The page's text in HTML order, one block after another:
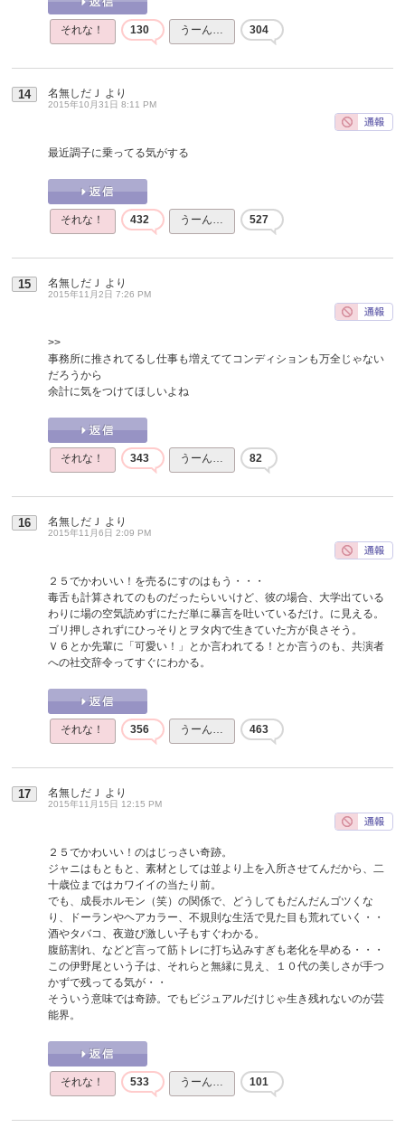
それな！ 130 うーん… 304
14 名無しだＪ より
2015年10月31日 8:11 PM
最近調子に乗ってる気がする
それな！ 432 うーん… 527
15 名無しだＪ より
2015年11月2日 7:26 PM
>>
事務所に推されてるし仕事も増えててコンディションも万全じゃない
だろうから
余計に気をつけてほしいよね
それな！ 343 うーん… 82
16 名無しだＪ より
2015年11月6日 2:09 PM
２５でかわいい！を売るにすのはもう・・・
毒舌も計算されてのものだったらいいけど、彼の場合、大学出ている
わりに場の空気読めずにただ単に暴言を吐いているだけ。に見える。
ゴリ押しされずにひっそりとヲタ内で生きていた方が良さそう。
Ｖ６とか先輩に「可愛い！」とか言われてる！とか言うのも、共演者
への社交辞令ってすぐにわかる。
それな！ 356 うーん… 463
17 名無しだＪ より
2015年11月15日 12:15 PM
２５でかわいい！のはじっさい奇跡。
ジャニはもともと、素材としては並より上を入所させてんだから、二
十歳位まではカワイイの当たり前。
でも、成長ホルモン（笑）の関係で、どうしてもだんだんゴツくな
り、ドーランやヘアカラー、不規則な生活で見た目も荒れていく・・
酒やタバコ、夜遊び激しい子もすぐわかる。
腹筋割れ、などど言って筋トレに打ち込みすぎも老化を早める・・・
この伊野尾という子は、それらと無縁に見え、１０代の美しさが手つ
かずで残ってる気が・・
そういう意味では奇跡。でもビジュアルだけじゃ生き残れないのが芸
能界。
それな！ 533 うーん… 101